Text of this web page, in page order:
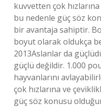
kuvvetten çok
bu nedenle güç söz
bir avantaja sahiptir.
boyut olarak oldukça
2013Aslanlar da
güçlü değildir. 1.000
hayvanlarını
çok hızlarına ve
güç söz konusu